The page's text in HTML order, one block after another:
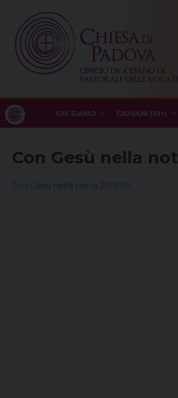
content
CHI SIAMO GIOVANI (19+)
Con Gesù nella
Con Gesù nella notte 2019-05